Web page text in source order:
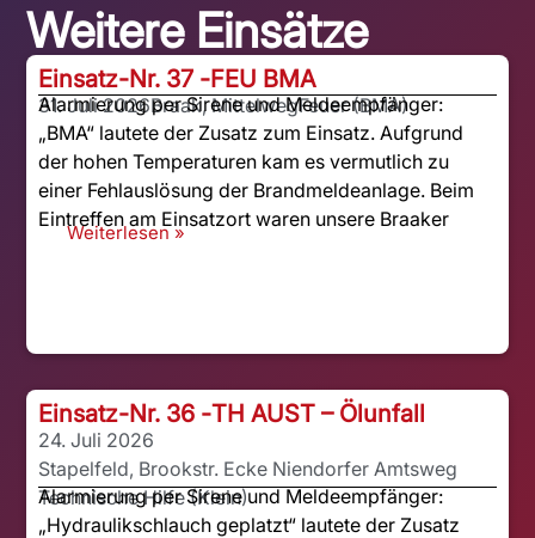
Weitere Einsätze
Einsatz-Nr. 37 -FEU BMA
31. Juli 2026Braak, MittelwegFeuer (BMA)
Alarmierung per Sirene und Meldeempfänger:
„BMA“ lautete der Zusatz zum Einsatz. Aufgrund
der hohen Temperaturen kam es vermutlich zu
einer Fehlauslösung der Brandmeldeanlage. Beim
Eintreffen am Einsatzort waren unsere Braaker
Weiterlesen »
Einsatz-Nr. 36 -TH AUST – Ölunfall
24. Juli 2026
Stapelfeld, Brookstr. Ecke Niendorfer Amtsweg
Technische Hilfe (Klein)
Alarmierung per Sirene und Meldeempfänger:
„Hydraulikschlauch geplatzt“ lautete der Zusatz